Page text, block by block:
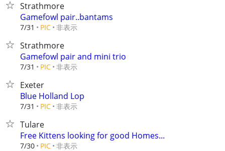
Strathmore
Gamefowl pair..bantams
7/31 PIC 非表示
Strathmore
Gamefowl pair and mini trio
7/31 PIC 非表示
Exeter
Blue Holland Lop
7/31 PIC 非表示
Tulare
Free Kittens looking for good Homes...
7/30 PIC 非表示